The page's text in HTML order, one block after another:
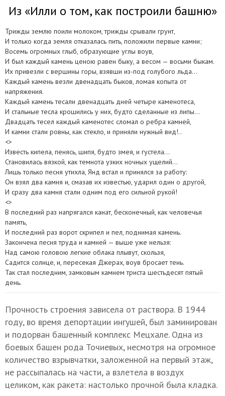
Из «Илли о том, как построили башню»
Трижды землю поили молоком, трижды срывали грунт,
И только когда земля отказалась пить, положили первые камни;
Восемь огромных глыб, образующие углы воув,
И был каждый камень ценою равен быку, а весом — восьми быкам.
Их привезли с вершины горы, взявши из-под голубого льда…
Каждый камень везли двенадцать быков, ломая копыта от
напряжения.
Каждый камень тесали двенадцать дней четыре каменотеса,
И стальные тесла крошились у них, будто сделанные из липы…
Двадцать тесел каждый каменотес сломал о ребра камней,
И камни стали ровны, как стекло, и приняли нужный вид!..
<>
Известь кипела, пенясь, шипя, будто змея, и густела…
Становилась вязкой, как темнота узких ночных ущелий…
Лишь только песня утихла, Янд встал и принялся за работу:
Он взял два камня и, смазав их известью, ударил один о другой,
И сразу два камня стали одним под его сильной рукой!
<>
В последний раз напрягался канат, бесконечный, как человечья
память,
И последний раз ворот скрипел и пел, поднимая камень.
Закончена песня труда и камней — выше уже нельзя:
Над самою головою легкие облака плывут, скользя,
Садится солнце, и, пересекая Джерах, воув бросает тень.
Так стал последним, замковым камнем триста шестьдесят пятый
день.
Прочность строения зависела от раствора. В 1944
году, во время депортации ингушей, был заминирован
и подорван башенный комплекс Мецхале. Одна из
боевых башен рода Точиевых, несмотря на огромное
количество взрывчатки, заложенной на первый этаж,
не рассыпалась на части, а взлетела в воздух
целиком, как ракета: настолько прочной была кладка.